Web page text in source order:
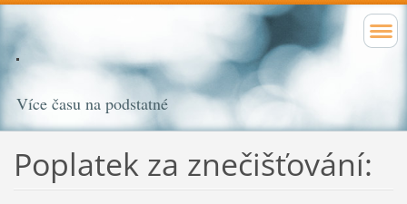
Více času na podstatné
Poplatek za znečišťování: